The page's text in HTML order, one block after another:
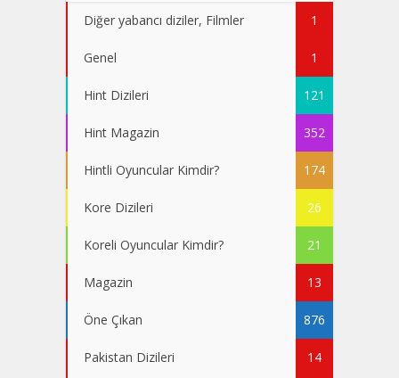
Diğer yabancı diziler, Filmler 1
Genel 1
Hint Dizileri 121
Hint Magazin 352
Hintli Oyuncular Kimdir? 174
Kore Dizileri 26
Koreli Oyuncular Kimdir? 21
Magazin 13
Öne Çıkan 876
Pakistan Dizileri 14